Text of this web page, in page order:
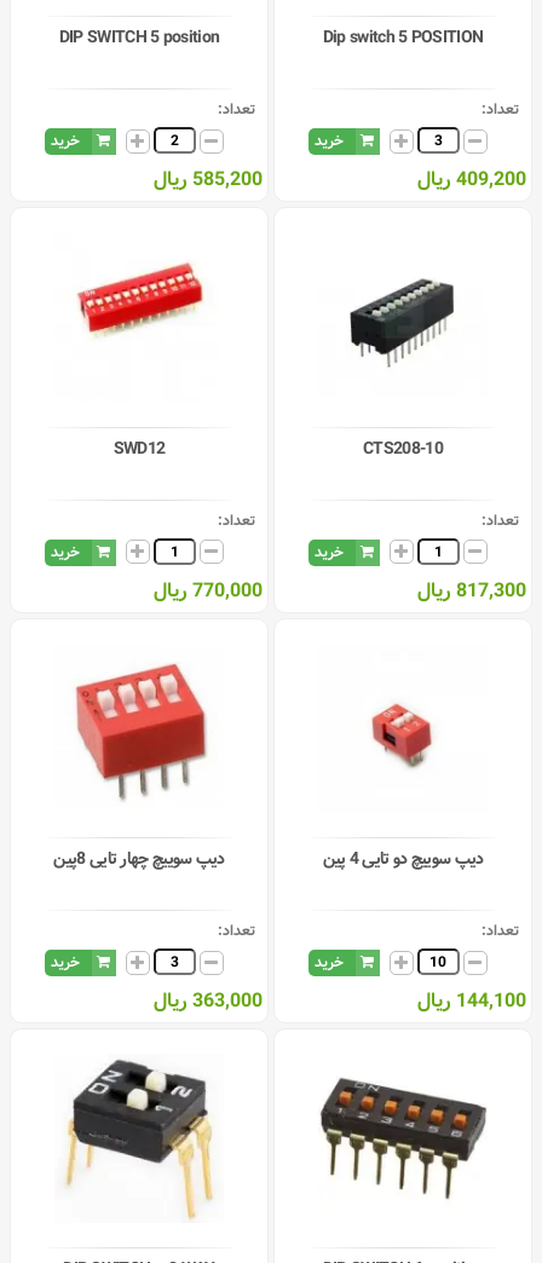
Dip switch 5 POSITION
تعداد:
خرید
409,200 ریال
DIP SWITCH 5 position
تعداد:
خرید
585,200 ریال
CTS208-10
تعداد:
خرید
817,300 ریال
SWD12
تعداد:
خرید
770,000 ریال
دیپ سوییچ دو تایی 4 پین
تعداد:
خرید
144,100 ریال
دیپ سوییچ چهار تایی 8پین
تعداد:
خرید
363,000 ریال